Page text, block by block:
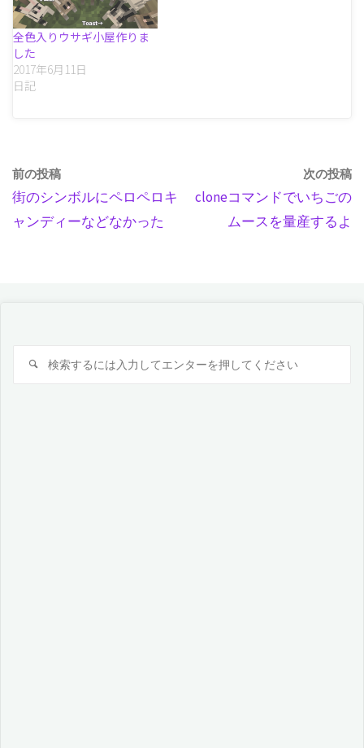
全色入りウサギ小屋作りま
した
2017年6月11日
日記
前の投稿
街のシンボルにペロペロキ
ャンディーなどなかった
次の投稿
cloneコマンドでいちごの
ムースを量産するよ
検